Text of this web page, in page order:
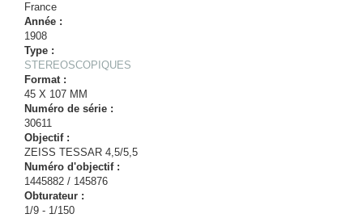
France
Année :
1908
Type :
STEREOSCOPIQUES
Format :
45 X 107 MM
Numéro de série :
30611
Objectif :
ZEISS TESSAR 4,5/5,5
Numéro d'objectif :
1445882 / 145876
Obturateur :
1/9 - 1/150